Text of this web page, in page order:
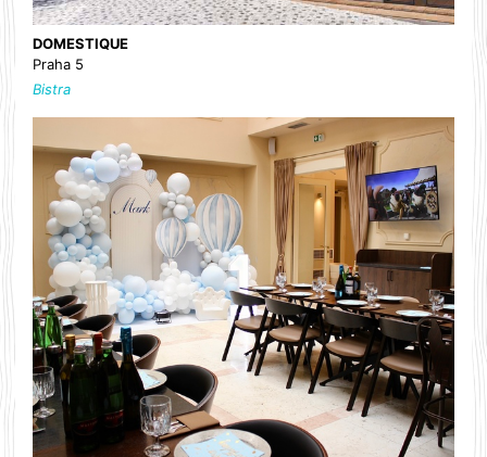
DOMESTIQUE
Praha 5
Bistra